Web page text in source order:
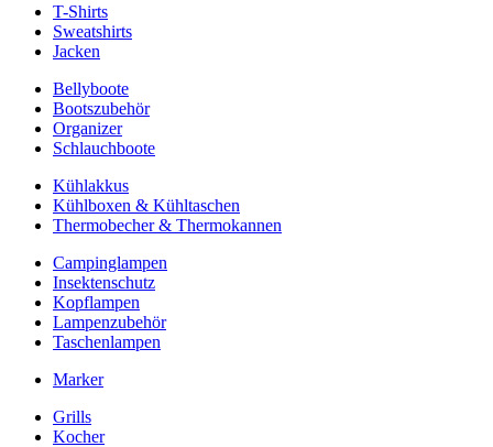
T-Shirts
Sweatshirts
Jacken
Bellyboote
Bootszubehör
Organizer
Schlauchboote
Kühlakkus
Kühlboxen & Kühltaschen
Thermobecher & Thermokannen
Campinglampen
Insektenschutz
Kopflampen
Lampenzubehör
Taschenlampen
Marker
Grills
Kocher